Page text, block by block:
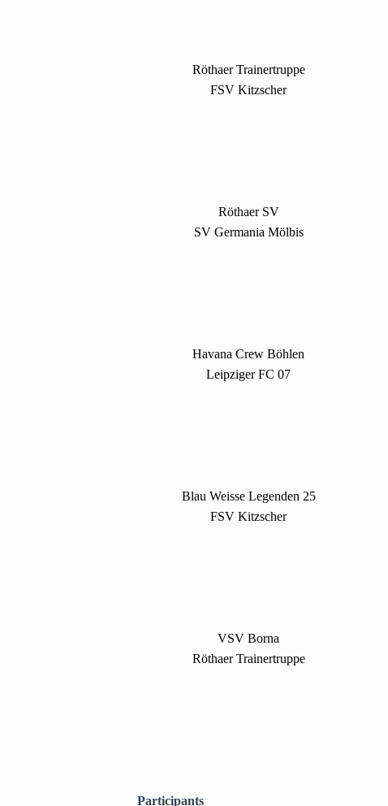
Röthaer Trainertruppe
FSV Kitzscher
Röthaer SV
SV Germania Mölbis
Havana Crew Böhlen
Leipziger FC 07
Blau Weisse Legenden 25
FSV Kitzscher
VSV Borna
Röthaer Trainertruppe
Participants